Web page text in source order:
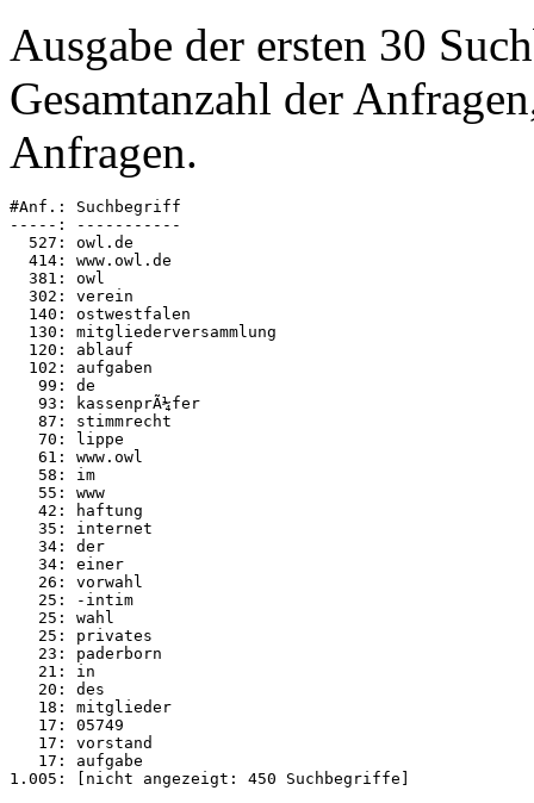
Ausgabe der ersten 30
Gesamtanzahl der
Anfragen.
#Anf.: Suchbegriff
-----: -----------
  527: owl.de
  414: www.owl.de
  381: owl
  302: verein
  140: ostwestfalen
  130: mitgliederversammlung
  120: ablauf
  102: aufgaben
   99: de
   93: kassenprÃ¼fer
   87: stimmrecht
   70: lippe
   61: www.owl
   58: im
   55: www
   42: haftung
   35: internet
   34: der
   34: einer
   26: vorwahl
   25: -intim
   25: wahl
   25: privates
   23: paderborn
   21: in
   20: des
   18: mitglieder
   17: 05749
   17: vorstand
   17: aufgabe